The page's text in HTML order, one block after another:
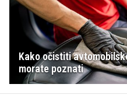
Kako očistiti
morate poznati